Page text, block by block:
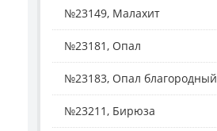
№23149, Малахит
№23181, Опал
№23183, Опал благородный
№23211, Бирюза